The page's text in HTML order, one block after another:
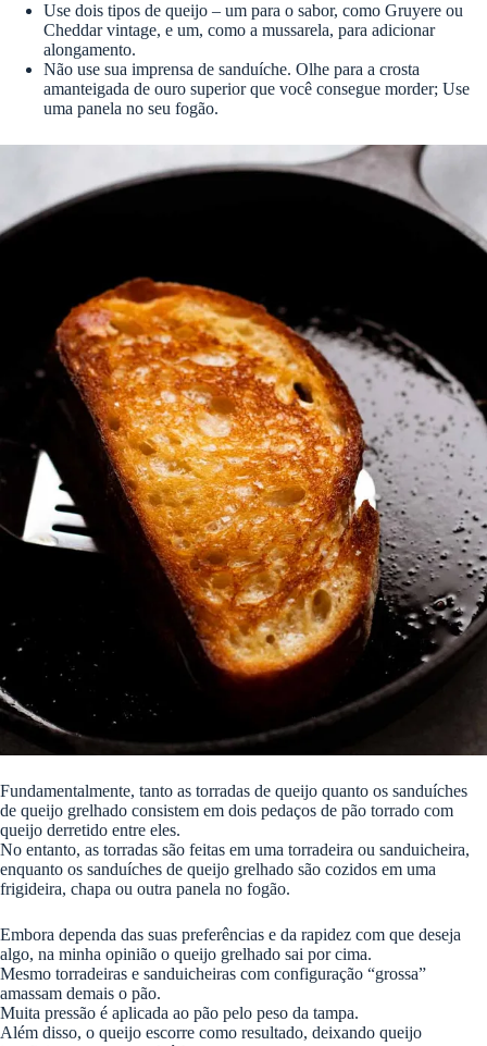
Use dois tipos de queijo – um para o sabor, como Gruyere ou
Cheddar vintage, e um, como a mussarela, para adicionar
alongamento.
Não use sua imprensa de sanduíche. Olhe para a crosta
amanteigada de ouro superior que você consegue morder; Use
uma panela no seu fogão.
Fundamentalmente, tanto as torradas de queijo quanto os sanduíches
de queijo grelhado consistem em dois pedaços de pão torrado com
queijo derretido entre eles.
No entanto, as torradas são feitas em uma torradeira ou sanduicheira,
enquanto os sanduíches de queijo grelhado são cozidos em uma
frigideira, chapa ou outra panela no fogão.
Embora dependa das suas preferências e da rapidez com que deseja
algo, na minha opinião o queijo grelhado sai por cima.
Mesmo torradeiras e sanduicheiras com configuração “grossa”
amassam demais o pão.
Muita pressão é aplicada ao pão pelo peso da tampa.
Além disso, o queijo escorre como resultado, deixando queijo